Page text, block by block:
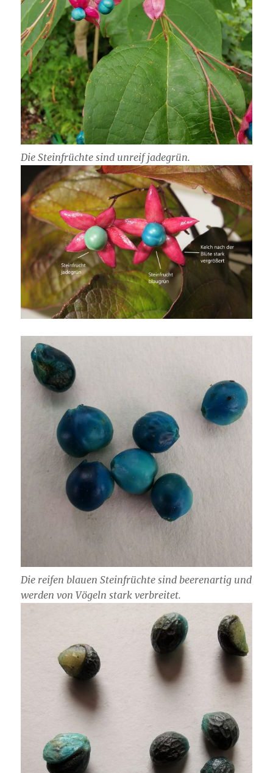
Die Steinfrüchte sind unreif jadegrün.
Die reifen blauen Steinfrüchte sind beerenartig und
werden von Vögeln stark verbreitet.